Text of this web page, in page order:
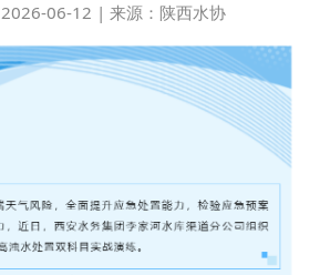
2026-06-12 | 来源：陕西水协